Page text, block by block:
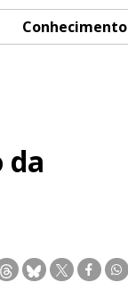
Conhecimento
da